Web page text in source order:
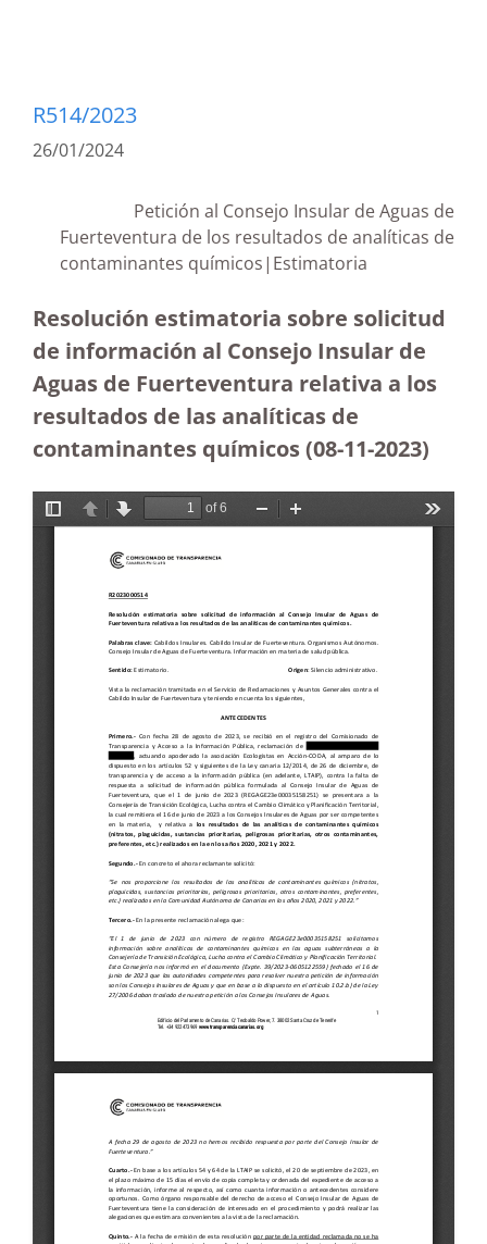
R514/2023
26/01/2024
Petición al Consejo Insular de Aguas de
Fuerteventura de los resultados de analíticas de
contaminantes químicos|Estimatoria
Resolución estimatoria sobre solicitud
de información al Consejo Insular de
Aguas de Fuerteventura relativa a los
resultados de las analíticas de
contaminantes químicos (08-11-2023)